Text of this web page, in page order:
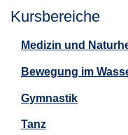
Kursbereiche
Medizin und
Bewegung im
Gymnastik
Tanz